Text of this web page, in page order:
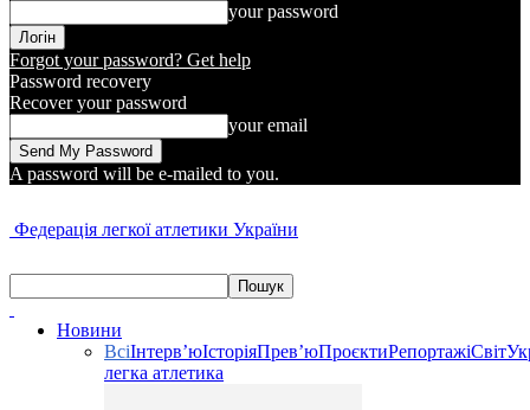
your password
Forgot your password? Get help
Password recovery
Recover your password
your email
A password will be e-mailed to you.
Федерація легкої атлетики України
Новини
ВсіІнтерв’юІсторіяПрев’юПроєктиРепортажіСвіт
легка атлетика